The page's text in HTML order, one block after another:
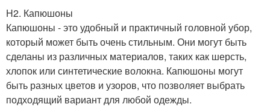
H2. Капюшоны
Капюшоны - это удобный и практичный головной убор,
который может быть очень стильным. Они могут быть
сделаны из различных материалов, таких как шерсть,
хлопок или синтетические волокна. Капюшоны могут
быть разных цветов и узоров, что позволяет выбрать
подходящий вариант для любой одежды.